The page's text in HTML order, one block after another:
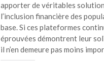
apporter de véritables
l’inclusion financière des
base. Si ces plateformes
éprouvées démontrent leur
il n’en demeure pas moins